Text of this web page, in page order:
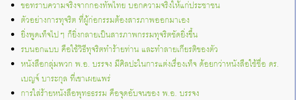
ขอทราบความจริงจากกองทัพไทย บอกความจริงให้แก่ประชาชน
ตัวอย่างการทุจริต ที่ผู้ก่อกรรมต้องสารภาพออกมาเอง
ยิ่งพูดเท็จไปๆ ก็ยิ่งกลายเป็นสารภาพกรรมทุจริตชัดยิ่งขึ้น
รบนอกแบบ คือใช้วิธีทุจริตทำร้ายท่าน และทำลายเกียรติของตัว
หนังสือกลุ่มพวก พ.อ. บรรจง มีศิลปะในการแต่งเรื่องเท็จ ด้อยกว่าหนังสือใช้ชื่อ ดร.
เบญจ์ บาระกุล ที่เขาเผยแพร่
การใส่ร้ายหนังสือพุทธธรรม คือจุดอับจนของ พ.อ. บรรจง